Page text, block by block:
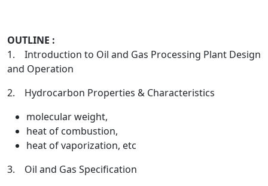
OUTLINE :
1. Introduction to Oil and Gas Processing Plant Design
and Operation
2. Hydrocarbon Properties & Characteristics
molecular weight,
heat of combustion,
heat of vaporization, etc
3. Oil and Gas Specification